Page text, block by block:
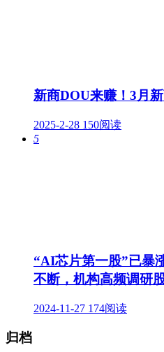
新商DOU来赚！3月
2025-2-28 150阅读
5
“AI芯片第一股”已暴
不断，机构高频调研
2024-11-27 174阅读
归档